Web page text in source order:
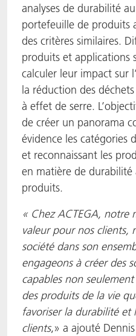
analyses de durabilité
portefeuille de produits
des critères similaires.
produits et applications
calculer leur impact sur
la réduction des
à effet de serre.
de créer un panorama
évidence les catégories
et reconnaissant les
en matière de
produits.
« Chez ACTEGA, notre
valeur pour nos clients,
société dans son
engageons à créer des
capables non
des produits de la vie
favoriser la durabilité et
clients,» a ajouté